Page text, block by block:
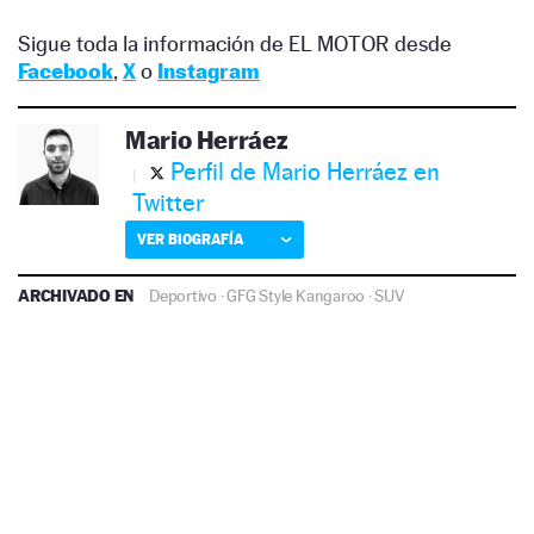
Sigue toda la información de EL MOTOR desde
Facebook, Xo Instagram
Mario Herráez
Perfil de Mario Herráez en
Twitter
VER BIOGRAFÍA
ARCHIVADO EN Deportivo ·GFG Style Kangaroo ·SUV